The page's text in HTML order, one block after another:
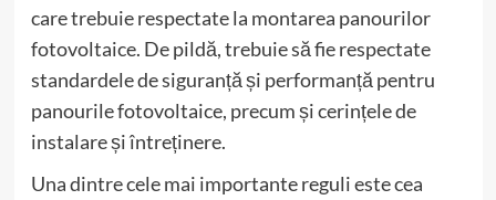
care trebuie respectate la montarea panourilor
fotovoltaice. De pildă, trebuie să fie respectate
standardele de siguranță și performanță pentru
panourile fotovoltaice, precum și cerințele de
instalare și întreținere.
Una dintre cele mai importante reguli este cea